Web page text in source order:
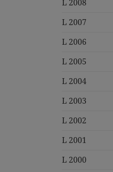
L 2008
L 2007
L 2006
L 2005
L 2004
L 2003
L 2002
L 2001
L 2000